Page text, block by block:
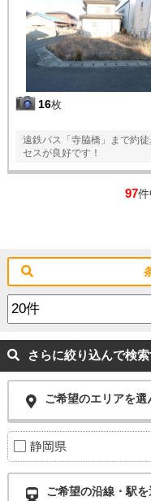
16枚
遠鉄バス「寺脇橋」まで約
セスが良好です！
97件
さらに絞り込んで検
ご希望のエリアを選
静岡県
ご希望の沿線・駅